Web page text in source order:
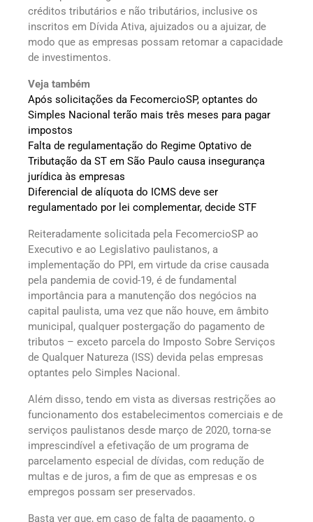
créditos tributários e não tributários, inclusive os
inscritos em Dívida Ativa, ajuizados ou a ajuizar, de
modo que as empresas possam retomar a capacidade
de investimentos.
Veja também
Após solicitações da FecomercioSP, optantes do
Simples Nacional terão mais três meses para pagar
impostos
Falta de regulamentação do Regime Optativo de
Tributação da ST em São Paulo causa insegurança
jurídica às empresas
Diferencial de alíquota do ICMS deve ser
regulamentado por lei complementar, decide STF
Reiteradamente solicitada pela FecomercioSP ao
Executivo e ao Legislativo paulistanos, a
implementação do PPI, em virtude da crise causada
pela pandemia de covid-19, é de fundamental
importância para a manutenção dos negócios na
capital paulista, uma vez que não houve, em âmbito
municipal, qualquer postergação do pagamento de
tributos – exceto parcela do Imposto Sobre Serviços
de Qualquer Natureza (ISS) devida pelas empresas
optantes pelo Simples Nacional.
Além disso, tendo em vista as diversas restrições ao
funcionamento dos estabelecimentos comerciais e de
serviços paulistanos desde março de 2020, torna-se
imprescindível a efetivação de um programa de
parcelamento especial de dívidas, com redução de
multas e de juros, a fim de que as empresas e os
empregos possam ser preservados.
Basta ver que, em caso de falta de pagamento, o